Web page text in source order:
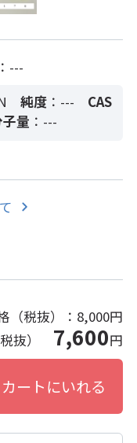
---
純度：---
CAS
量 ：---
（税抜）： 8,000円
抜） 7,600円